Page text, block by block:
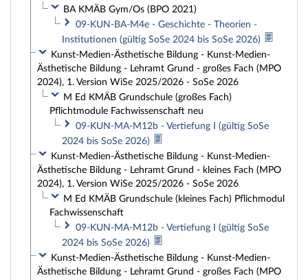
BA KMÄB Gym/Os (BPO 2021)
09-KUN-BA-M4e - Geschichte - Theorien -
Institutionen (gültig SoSe 2024 bis SoSe 2026)
Kunst-Medien-Ästhetische Bildung - Kunst-Medien-
Ästhetische Bildung - Lehramt Grund - großes Fach (MPO
2024), 1. Version WiSe 2025/2026 - SoSe 2026
M Ed KMÄB Grundschule (großes Fach)
Pflichtmodule Fachwissenschaft neu
09-KUN-MA-M12b - Vertiefung I (gültig SoSe
2024 bis SoSe 2026)
Kunst-Medien-Ästhetische Bildung - Kunst-Medien-
Ästhetische Bildung - Lehramt Grund - kleines Fach (MPO
2024), 1. Version WiSe 2025/2026 - SoSe 2026
M Ed KMÄB Grundschule (kleines Fach) Pflichmodul
Fachwissenschaft
09-KUN-MA-M12b - Vertiefung I (gültig SoSe
2024 bis SoSe 2026)
Kunst-Medien-Ästhetische Bildung - Kunst-Medien-
Ästhetische Bildung - Lehramt Grund - großes Fach (MPO